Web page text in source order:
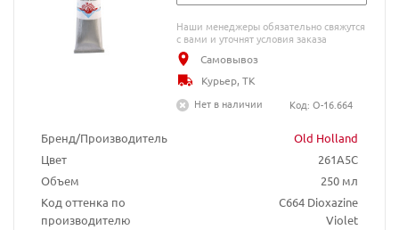
Бренд/Производитель
Old Holland
Цвет
261A5C
Объем
250 мл
Код оттенка по
производителю
C664 Dioxazine
Violet
Наши менеджеры обязательно свяжутся
с вами и уточнят условия заказа
Самовывоз
Курьер, ТК
Нет в наличии
Код: O-16.664